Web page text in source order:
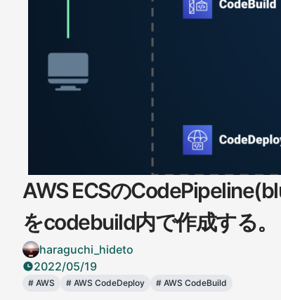
AWS ECSの
をcodebuild内で作成する。
haraguchi_hideto
2022/05/19
# AWS # AWS CodeDeploy # AWS CodeBuild